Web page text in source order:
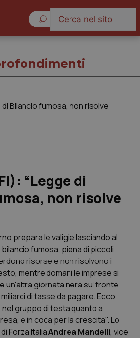
“Legge di
non risolve
prepara le valigie lasciando al
fumosa, piena di piccoli
risorse e non risolvono i
mentre domani le imprese si
un'altra giornata nera sul fronte
di tasse da pagare. Ecco
nel gruppo di testa quanto a
e in coda per la crescita". Lo
Forza ItaliaAndrea Mandelli, vice